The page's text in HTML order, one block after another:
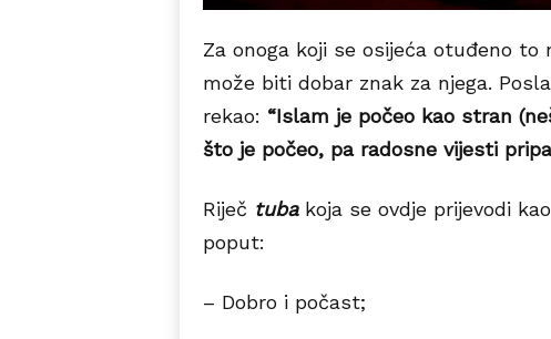
Za onoga koji se osijeća otuđeno
može biti dobar znak za njega.
rekao: “Islam je počeo kao stran
što je počeo, pa radosne vijesti
Riječ tubakoja se ovdje prijevodi kao
poput:
– Dobro i počast;